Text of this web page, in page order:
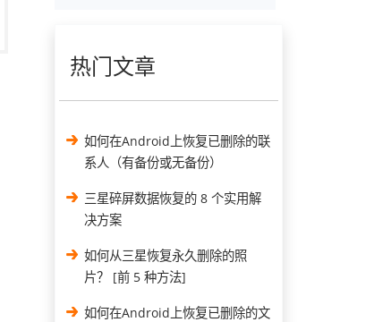
热门文章
如何在Android上恢复已删除的联
系人（有备份或无备份）
三星碎屏数据恢复的 8 个实用解
决方案
如何从三星恢复永久删除的照
片？ [前 5 种方法]
如何在Android上恢复已删除的文